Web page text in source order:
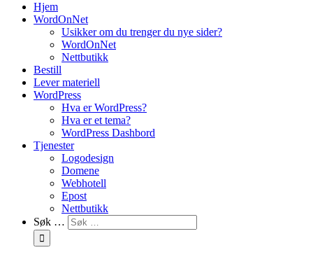
Hjem
WordOnNet
Usikker om du trenger du nye sider?
WordOnNet
Nettbutikk
Bestill
Lever materiell
WordPress
Hva er WordPress?
Hva er et tema?
WordPress Dashbord
Tjenester
Logodesign
Domene
Webhotell
Epost
Nettbutikk
Søk …